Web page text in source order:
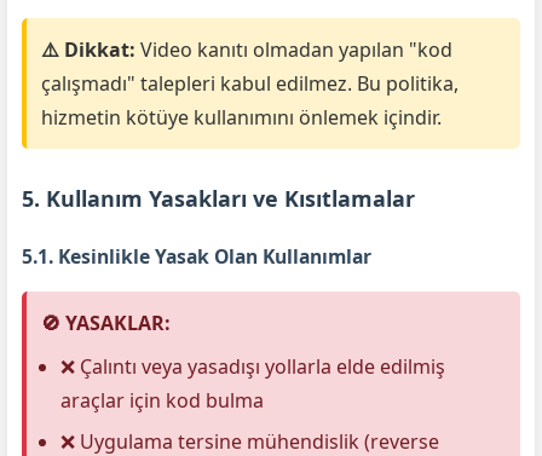
⚠️ Dikkat: Video kanıtı olmadan yapılan "kod
çalışmadı" talepleri kabul edilmez. Bu politika,
hizmetin kötüye kullanımını önlemek içindir.
5. Kullanım Yasakları ve Kısıtlamalar
5.1. Kesinlikle Yasak Olan Kullanımlar
🚫 YASAKLAR:
❌ Çalıntı veya yasadışı yollarla elde edilmiş
araçlar için kod bulma
❌ Uygulama tersine mühendislik (reverse